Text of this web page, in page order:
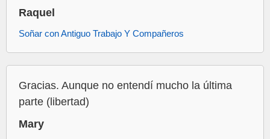
Raquel
Soñar con Antiguo Trabajo Y Compañeros
Gracias. Aunque no entendí mucho la última
parte (libertad)
Mary